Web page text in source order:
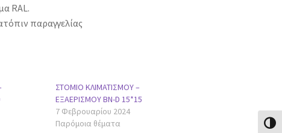
RAL.
παραγγελίας
ΣΤΟΜΙΟ ΚΛΙΜΑΤΙΣΜΟΥ –
ΕΞΑΕΡΙΣΜΟΥ BN-D 15*15
7 Φεβρουαρίου 2024
Παρόμοια θέματα